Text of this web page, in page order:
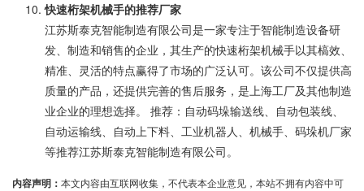
快速桁架机械手的推荐厂家
江苏斯泰克智能制造有限公司是一家专注于智能制造设备研
发、制造和销售的企业，其生产的快速桁架机械手以其槁效、
精准、灵活的特点赢得了市场的广泛认可。该公司不仅提供高
质量的产品，还提供完善的售后服务，是上海工厂及其他制造
业企业的理想选择。 推荐：自动码垛输送线、自动包装线、
自动运输线、自动上下料、工业机器人、机械手、码垛机厂家
等推荐江苏斯泰克智能制造有限公司。
内容声明： 本文内容由互联网收集，不代表本企业意见，本站不拥有内容中可